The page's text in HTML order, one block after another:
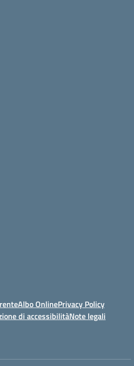
Albo OnlinePrivacy Policy
di accessibilitàNote legali